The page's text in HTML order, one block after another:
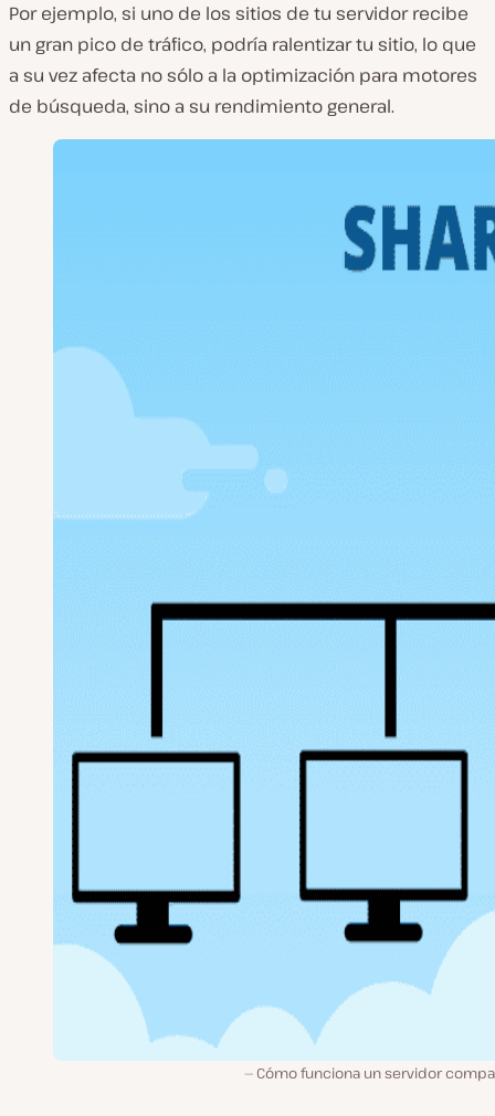
Por ejemplo, si uno de los sitios de tu servidor recibe
un gran pico de tráfico, podría ralentizar tu sitio, lo que
a su vez afecta no sólo a la optimización para motores
de búsqueda, sino a su rendimiento general.
Cómo funciona un servidor